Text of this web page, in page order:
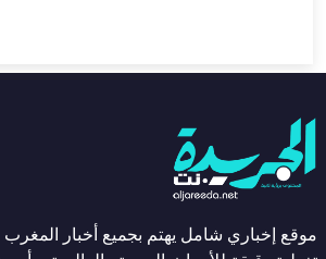
موقع إخباري شامل يهتم بجميع أخبار